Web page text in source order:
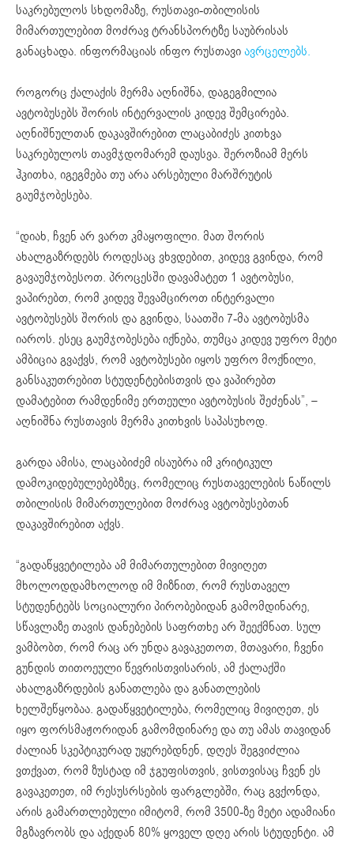
საკრებულოს სხდომაზე, რუსთავი-თბილისის
მიმართულებით მოძრავ ტრანსპორტზე საუბრისას
განაცხადა. ინფორმაციას ინფო რუსთავიავრცელებს.
როგორც ქალაქის მერმა აღნიშნა, დაგეგმილია
ავტობუსებს შორის ინტერვალის კიდევ შემცირება.
აღნიშნულთან დაკავშირებით ლაცაბიძეს კითხვა
საკრებულოს თავმჯდომარემ დაუსვა. შეროზიამ მერს
ჰკითხა, იგეგმება თუ არა არსებული მარშრუტის
გაუმჯობესება.
“დიახ, ჩვენ არ ვართ კმაყოფილი. მათ შორის
ახალგაზრდებს როდესაც ვხვდებით, კიდევ გვინდა, რომ
გავაუმჯობესოთ. პროცესში დავამატეთ 1 ავტობუსი,
ვაპირებთ, რომ კიდევ შევამციროთ ინტერვალი
ავტობუსებს შორის და გვინდა, საათში 7-მა ავტობუსმა
იაროს. ესეც გაუმჯობესება იქნება, თუმცა კიდევ უფრო მეტი
ამბიცია გვაქვს, რომ ავტობუსები იყოს უფრო მოქნილი,
განსაკუთრებით სტუდენტებისთვის და ვაპირებთ
დამატებით რამდენიმე ერთეული ავტობუსის შეძენას”, –
აღნიშნა რუსთავის მერმა კითხვის საპასუხოდ.
გარდა ამისა, ლაცაბიძემ ისაუბრა იმ კრიტიკულ
დამოკიდებულებებზეც, რომელიც რუსთაველების ნაწილს
თბილისის მიმართულებით მოძრავ ავტობუსებთან
დაკავშირებით აქვს.
“გადაწყვეტილება ამ მიმართულებით მივიღეთ
მხოლოდდამხოლოდ იმ მიზნით, რომ რუსთაველ
სტუდენტებს სოციალური პირობებიდან გამომდინარე,
სწავლაზე თავის დანებების საფრთხე არ შეექმნათ. სულ
ვამბობთ, რომ რაც არ უნდა გავაკეთოთ, მთავარი, ჩვენი
გუნდის თითოეული წევრისთვისარის, ამ ქალაქში
ახალგაზრდების განათლება და განათლების
ხელშეწყობაა. გადაწყვეტილება, რომელიც მივიღეთ, ეს
იყო ფორსმაჟორიდან გამომდინარე და თუ ამას თავიდან
ძალიან სკეპტიკურად უყურებდნენ, დღეს შეგვიძლია
ვთქვათ, რომ ზუსტად იმ ჯგუფისთვის, ვისთვისაც ჩვენ ეს
გავაკეთეთ, იმ რესუსრსების ფარგლებში, რაც გვქონდა,
არის გამართლებული იმიტომ, რომ 3500-ზე მეტი ადამიანი
მგზავრობს და აქედან 80% ყოველ დღე არის სტუდენტი. ამ